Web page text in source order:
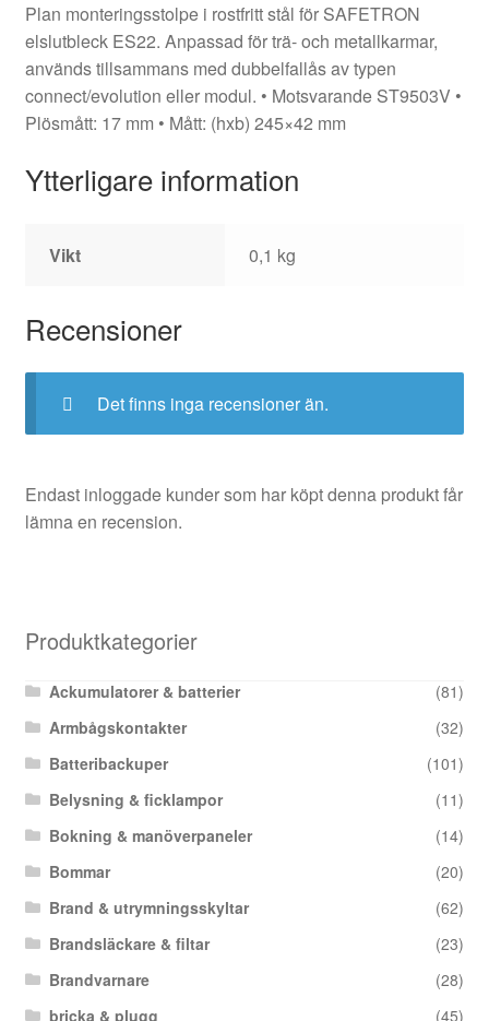
Plan monteringsstolpe i rostfritt stål för SAFETRON
elslutbleck ES22. Anpassad för trä- och metallkarmar,
används tillsammans med dubbelfallås av typen
connect/evolution eller modul. • Motsvarande ST9503V •
Plösmått: 17 mm • Mått: (hxb) 245×42 mm
Ytterligare information
Vikt 0,1 kg
Recensioner
Det finns inga recensioner än.
Endast inloggade kunder som har köpt denna produkt får
lämna en recension.
Produktkategorier
Ackumulatorer & batterier
(81)
Armbågskontakter
(32)
Batteribackuper
(101)
Belysning & ficklampor
(11)
Bokning & manöverpaneler
(14)
Bommar
(20)
Brand & utrymningsskyltar
(62)
Brandsläckare & filtar
(23)
Brandvarnare
(28)
bricka & plugg
(45)